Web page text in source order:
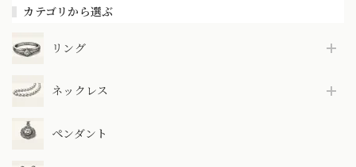
カテゴリから選ぶ
リング
ネックレス
ペンダント